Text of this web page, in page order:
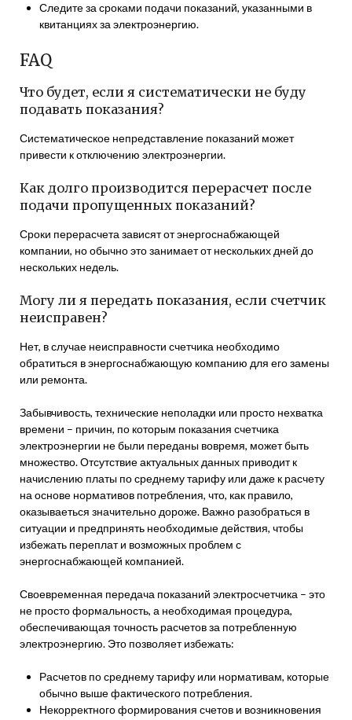
Следите за сроками подачи показаний, указанными в
квитанциях за электроэнергию.
FAQ
Что будет, если я систематически не буду
подавать показания?
Систематическое непредставление показаний может
привести к отключению электроэнергии.
Как долго производится перерасчет после
подачи пропущенных показаний?
Сроки перерасчета зависят от энергоснабжающей
компании, но обычно это занимает от нескольких дней до
нескольких недель.
Могу ли я передать показания, если счетчик
неисправен?
Нет, в случае неисправности счетчика необходимо
обратиться в энергоснабжающую компанию для его замены
или ремонта.
Забывчивость, технические неполадки или просто нехватка
времени – причин, по которым показания счетчика
электроэнергии не были переданы вовремя, может быть
множество. Отсутствие актуальных данных приводит к
начислению платы по среднему тарифу или даже к расчету
на основе нормативов потребления, что, как правило,
оказываеться значительно дороже. Важно разобраться в
ситуации и предпринять необходимые действия, чтобы
избежать переплат и возможных проблем с
энергоснабжающей компанией.
Своевременная передача показаний электросчетчика – это
не просто формальность, а необходимая процедура,
обеспечивающая точность расчетов за потребленную
электроэнергию. Это позволяет избежать:
Расчетов по среднему тарифу или нормативам, которые
обычно выше фактического потребления.
Некорректного формирования счетов и возникновения